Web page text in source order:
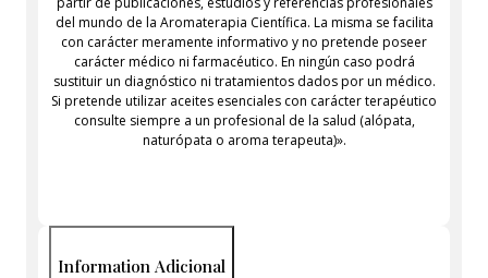
del mundo de la Aromaterapia Científica. La misma se facilita
con carácter meramente informativo y no pretende poseer
carácter médico ni farmacéutico. En ningún caso podrá
sustituir un diagnóstico ni tratamientos dados por un médico.
Si pretende utilizar aceites esenciales con carácter terapéutico
consulte siempre a un profesional de la salud (alópata,
naturópata o aroma terapeuta)».
Information Adicional